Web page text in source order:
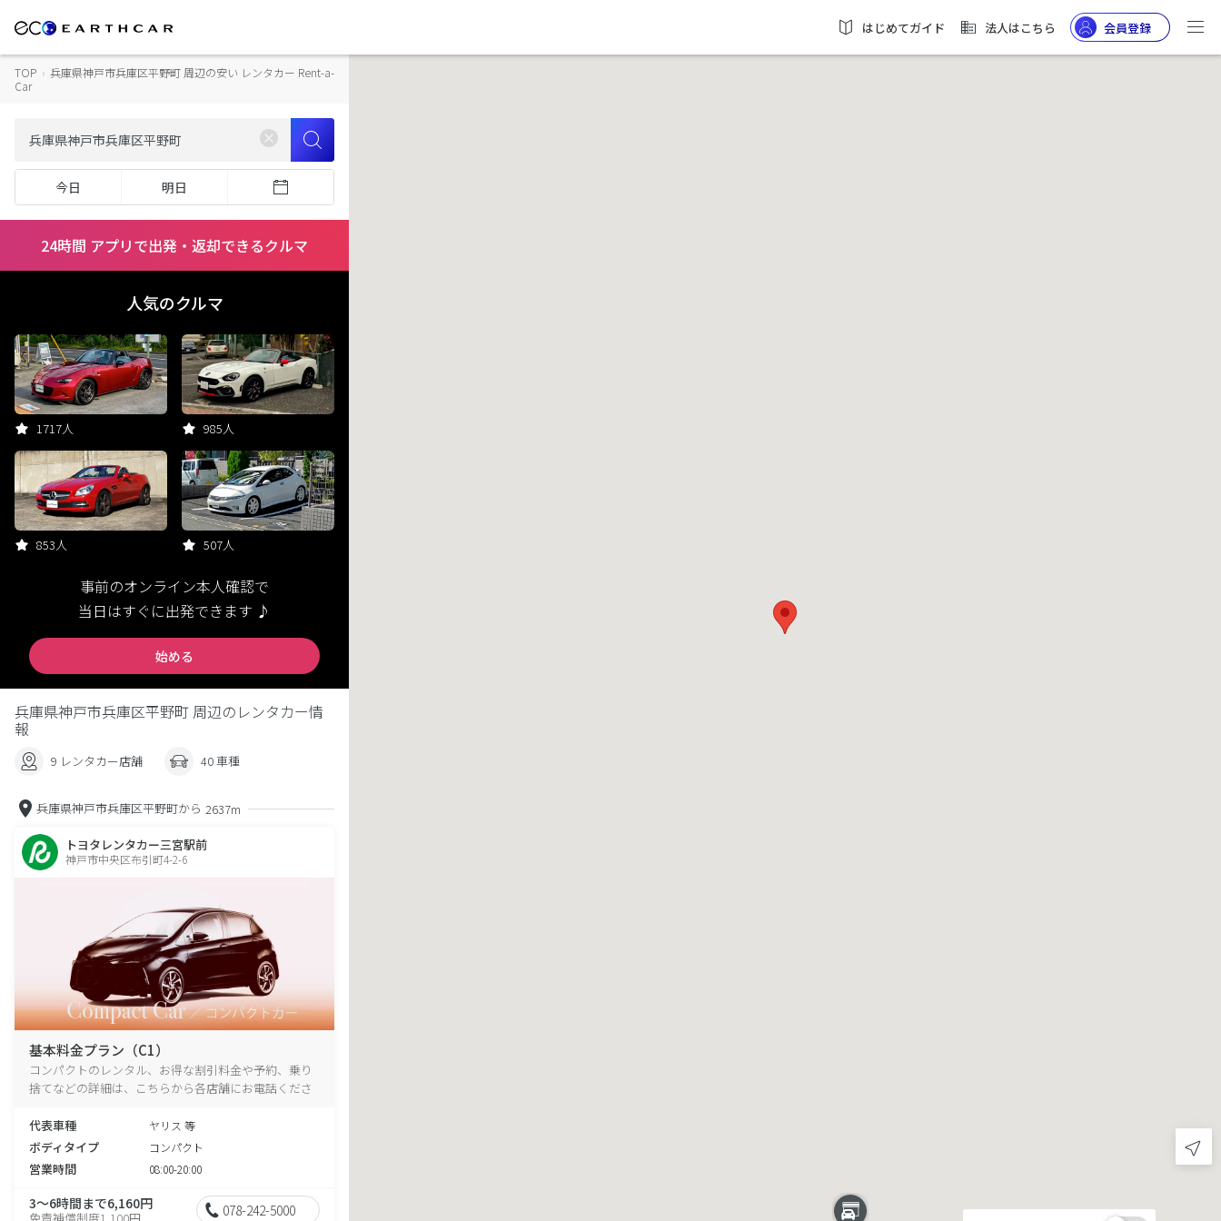
はじめてガイド 法人はこちら 会員登録
TOP › 兵庫県神戸市兵庫区平野町 周辺の安い レンタカー Rent-a-
Car
今日 明日
24時間 アプリで出発・返却できるクルマ
人気のクルマ
1717人 985人
853人 507人
事前のオンライン本人確認で
当日はすぐに出発できます ♪
始める
兵庫県神戸市兵庫区平野町 周辺のレンタカー情
報
9 レンタカー店舗 40 車種
兵庫県神戸市兵庫区平野町から 2637m
トヨタレンタカー三宮駅前
神戸市中央区布引町4-2-6
基本料金プラン（C1）
コンパクトのレンタル、お得な割引料金や予約、乗り
捨てなどの詳細は、こちらから各店舗にお電話くださ
代表車種
ヤリス 等
ボディタイプ コンパクト
営業時間 08:00-20:00
3～6時間まで6,160円
免責補償制度1,100円 078-242-5000